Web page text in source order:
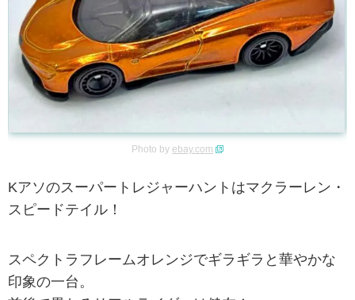
Photo by ebay.com
Kアソのスーパートレジャーハントはマクラーレン・
スピードテイル！
スペクトラフレームオレンジでギラギラと華やかな
印象の一台。